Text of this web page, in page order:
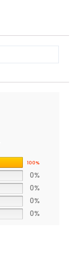
100%
0%
0%
0%
0%